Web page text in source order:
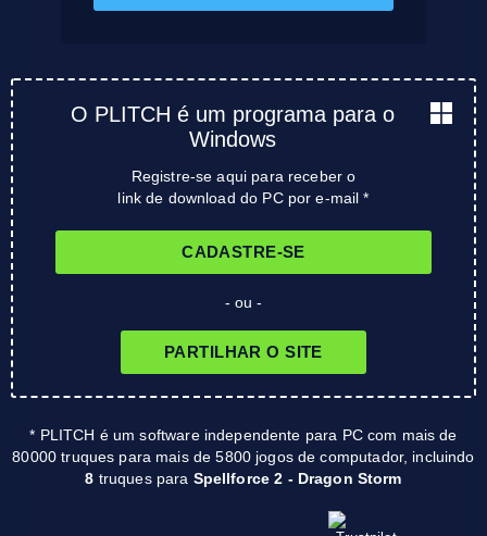
O PLITCH é um programa para o
Windows
Registre-se aqui para receber o
link de download do PC por e-mail *
CADASTRE-SE
- ou -
PARTILHAR O SITE
* PLITCH é um software independente para PC com mais de
80000 truques para mais de 5800 jogos de computador, incluindo
8 truques para Spellforce 2 - Dragon Storm